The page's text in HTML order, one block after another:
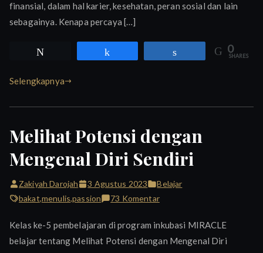
finansial, dalam hal karier, kesehatan, peran sosial dan lain
sebagainya. Kenapa percaya […]
0
SHARES
Selengkapnya
Melihat Potensi dengan
Mengenal Diri Sendiri
Zakiyah Darojah 3 Agustus 2023
Belajar
bakat,menulis,passion 73 Komentarpada
Potensi
dengan
Kelas ke-5 pembelajaran di program inkubasi MIRACLE
belajar tentang Melihat Potensi dengan Mengenal Diri